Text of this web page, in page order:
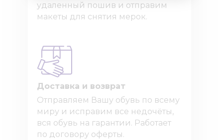
Доставка и возврат
удаленный пошив и отправим
макеты для снятия мерок.
Отправляем Вашу обувь по всему
миру и исправим все недочёты,
вся обувь на гарантии. Работает
по договору оферты.